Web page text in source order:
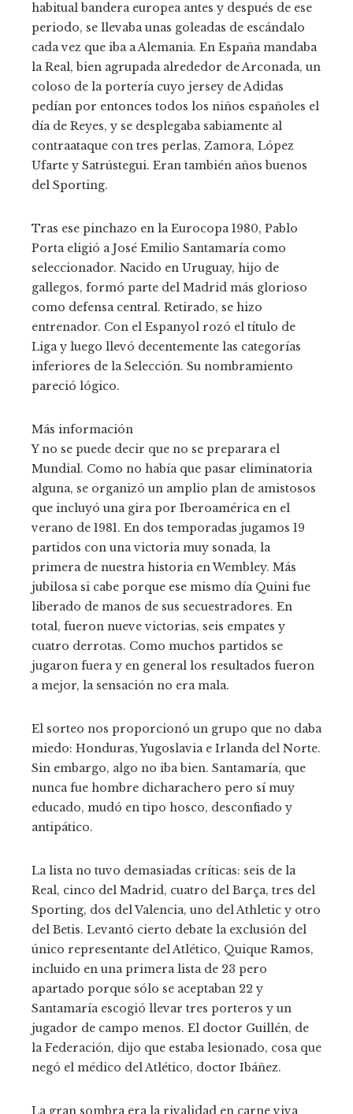
habitual bandera europea antes y después de ese
periodo, se llevaba unas goleadas de escándalo
cada vez que iba a Alemania. En España mandaba
la Real, bien agrupada alrededor de Arconada, un
coloso de la portería cuyo jersey de Adidas
pedían por entonces todos los niños españoles el
día de Reyes, y se desplegaba sabiamente al
contraataque con tres perlas, Zamora, López
Ufarte y Satrústegui. Eran también años buenos
del Sporting.
Tras ese pinchazo en la Eurocopa 1980, Pablo
Porta eligió a José Emilio Santamaría como
seleccionador. Nacido en Uruguay, hijo de
gallegos, formó parte del Madrid más glorioso
como defensa central. Retirado, se hizo
entrenador. Con el Espanyol rozó el título de
Liga y luego llevó decentemente las categorías
inferiores de la Selección. Su nombramiento
pareció lógico.
Más información
Y no se puede decir que no se preparara el
Mundial. Como no había que pasar eliminatoria
alguna, se organizó un amplio plan de amistosos
que incluyó una gira por Iberoamérica en el
verano de 1981. En dos temporadas jugamos 19
partidos con una victoria muy sonada, la
primera de nuestra historia en Wembley. Más
jubilosa si cabe porque ese mismo día Quini fue
liberado de manos de sus secuestradores. En
total, fueron nueve victorias, seis empates y
cuatro derrotas. Como muchos partidos se
jugaron fuera y en general los resultados fueron
a mejor, la sensación no era mala.
El sorteo nos proporcionó un grupo que no daba
miedo: Honduras, Yugoslavia e Irlanda del Norte.
Sin embargo, algo no iba bien. Santamaría, que
nunca fue hombre dicharachero pero sí muy
educado, mudó en tipo hosco, desconfiado y
antipático.
La lista no tuvo demasiadas críticas: seis de la
Real, cinco del Madrid, cuatro del Barça, tres del
Sporting, dos del Valencia, uno del Athletic y otro
del Betis. Levantó cierto debate la exclusión del
único representante del Atlético, Quique Ramos,
incluido en una primera lista de 23 pero
apartado porque sólo se aceptaban 22 y
Santamaría escogió llevar tres porteros y un
jugador de campo menos. El doctor Guillén, de
la Federación, dijo que estaba lesionado, cosa que
negó el médico del Atlético, doctor Ibáñez.
La gran sombra era la rivalidad en carne viva